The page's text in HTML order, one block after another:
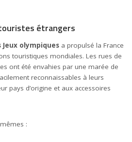
étrangers
olympiques a propulsé la France
touristiques mondiales. Les rues de
ont été envahies par une marée de
reconnaissables à leurs
pays d’origine et aux accessoires
: